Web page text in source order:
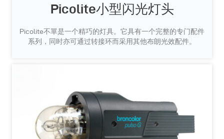
Picolite小型闪光灯头
Picolite不單是一个精巧的灯具。它具有一个完整的专门配件
系列，同时亦可通过转接环而采用其他布朗光效配件。